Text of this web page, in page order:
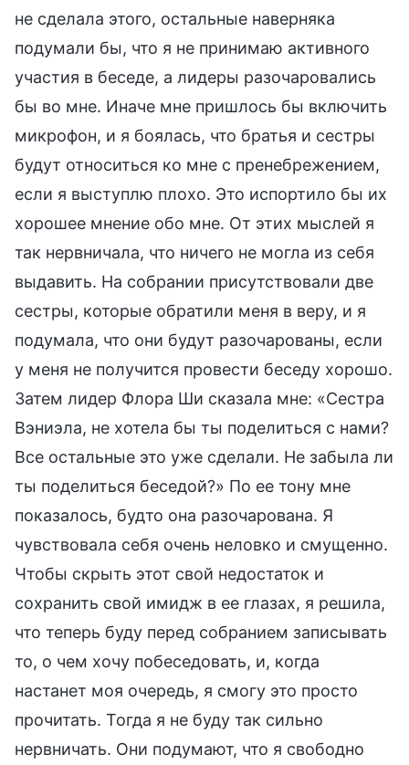
не сделала этого, остальные наверняка
подумали бы, что я не принимаю активного
участия в беседе, а лидеры разочаровались
бы во мне. Иначе мне пришлось бы включить
микрофон, и я боялась, что братья и сестры
будут относиться ко мне с пренебрежением,
если я выступлю плохо. Это испортило бы их
хорошее мнение обо мне. От этих мыслей я
так нервничала, что ничего не могла из себя
выдавить. На собрании присутствовали две
сестры, которые обратили меня в веру, и я
подумала, что они будут разочарованы, если
у меня не получится провести беседу хорошо.
Затем лидер Флора Ши сказала мне: «Сестра
Вэниэла, не хотела бы ты поделиться с нами?
Все остальные это уже сделали. Не забыла ли
ты поделиться беседой?» По ее тону мне
показалось, будто она разочарована. Я
чувствовала себя очень неловко и смущенно.
Чтобы скрыть этот свой недостаток и
сохранить свой имидж в ее глазах, я решила,
что теперь буду перед собранием записывать
то, о чем хочу побеседовать, и, когда
настанет моя очередь, я смогу это просто
прочитать. Тогда я не буду так сильно
нервничать. Они подумают, что я свободно